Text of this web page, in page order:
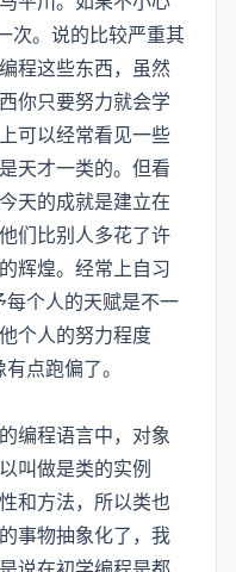
次。说的比较严重其
程这些东西，虽然
你只要努力就会学
可以经常看见一些
天才一类的。但看
天的成就是建立在
们比别人多花了许
辉煌。经常上自习
每个人的天赋是不一
个人的努力程度
点跑偏了。
编程语言中，对象
叫做是类的实例
和方法，所以类也
事物抽象化了，我